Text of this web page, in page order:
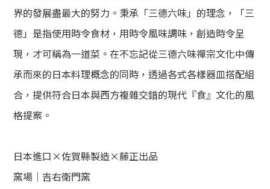
界的發展盡最大的努力。秉承「三德六味」的理念，「三
德」是指使用時令食材，用時令風味調味，創造時令呈
現，才可稱為一道菜。在不忘記從三德六味禪宗文化中傳
承而來的日本料理概念的同時，透過各式各樣器皿搭配組
合，提供符合日本與西方複雜交錯的現代『食』文化的風
格提案。
日本進口×佐賀縣製造×藤正出品
窯場｜吉右衛門窯